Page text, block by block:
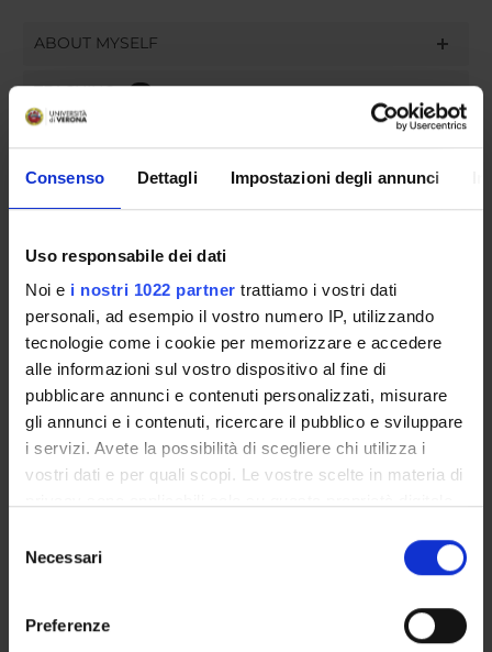
Consenso Dettagli Impostazioni degli annunci
Uso responsabile dei dati
Noi e i nostri 1022 partner trattiamo i vostri dati
personali, ad esempio il vostro numero IP, utilizzando
tecnologie come i cookie per memorizzare e accedere
alle informazioni sul vostro dispositivo al fine di
pubblicare annunci e contenuti personalizzati, misurare
gli annunci e i contenuti, ricercare il pubblico e sviluppare
i servizi. Avete la possibilità di scegliere chi utilizza i
vostri dati e per quali scopi. Le vostre scelte in materia di
modificare o revocare il proprio consenso in qualsiasi
momento dalla Dichiarazione sui cookie o facendo clic
delNecessari
Preferenze
ABOUT MYSELF
TEACHING 4
RESEARCH
PUBLICATIONS
ASSIGNMENTS
ORGANISATION
COMMITTEES